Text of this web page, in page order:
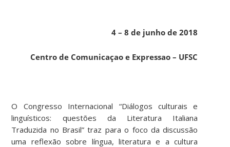
4 – 8 de junho de 2018
Centro de Comunicaçao e Expressao – UFSC
O Congresso Internacional “Diálogos culturais e
linguísticos: questões da Literatura Italiana
Traduzida no Brasil” traz para o foco da discussão
uma reflexão sobre língua, literatura e a cultura